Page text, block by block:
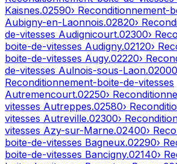
Kaisnes.02590› Reconditionnement-
Aubigny-en-Laonnois.02820›
de-vitesses Audignicourt.02300›
boite-de-vitesses Audigny.02120›
boite-de-vitesses Augy.02220›
de-vitesses Aulnois-sous-Laon.02000
Reconditionnement-boite-de-vitesses
Autremencourt.02250›
vitesses Autreppes.02580›
vitesses Autreville.02300›
vitesses Azy-sur-Marne.02400›
boite-de-vitesses Bagneux.02290›
boite-de-vitesses Bancigny.02140›